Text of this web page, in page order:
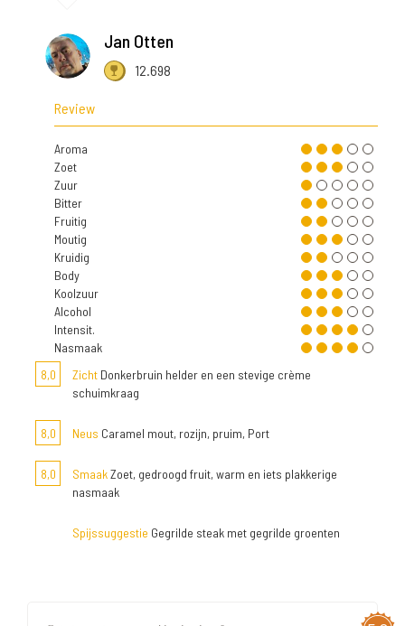
Jan Otten
12.698
Review
Aroma
Zoet
Zuur
Bitter
Fruitig
Moutig
Kruidig
Body
Koolzuur
Alcohol
Intensit.
Nasmaak
8,0
Zicht Donkerbruin helder en een stevige crème
schuimkraag
8,0 Neus Caramel mout, rozijn, pruim, Port
8,0 SmaakZoet, gedroogd fruit, warm en iets plakkerige
nasmaak
Spijssuggestie Gegrilde steak met gegrilde groenten